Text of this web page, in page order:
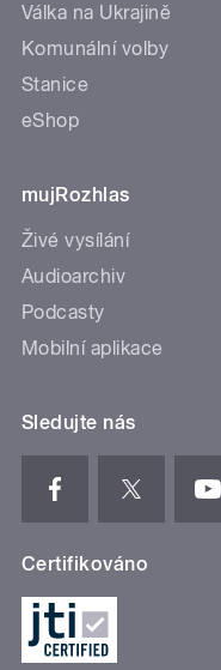
Válka na Ukrajině
Komunální volby
Stanice
eShop
mujRozhlas
Živé vysílání
Audioarchiv
Podcasty
Mobilní aplikace
Sledujte nás
Certifikováno